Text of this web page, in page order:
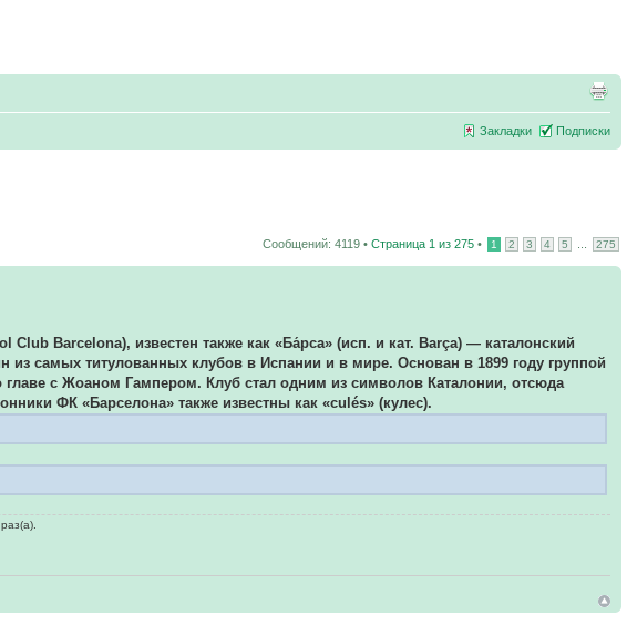
Закладки Подписки
Сообщений: 4119 • Страница 1 из 275 • 1 2 3 4 5 275
Barcelona), известен также как «Ба́рса» (исп. и кат. Barça) — каталонский
самых титулованных клубов в Испании и в мире. Основан в 1899 году группой
главе с Жоаном Гампером. Клуб стал одним из символов Каталонии, отсюда
ФК «Барселона» также известны как «culés» (кулес).